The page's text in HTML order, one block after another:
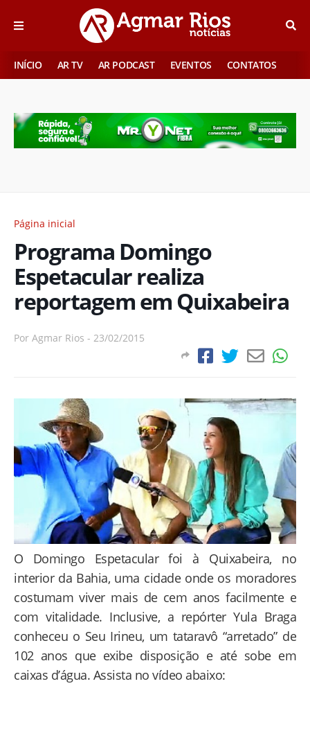
INÍCIO AR TV AR PODCAST EVENTOS CONTATOS
Página inicial
Programa Domingo
Espetacular realiza
reportagem em Quixabeira
Por Agmar Rios - 23/02/2015
O Domingo Espetacular foi à Quixabeira, no
interior da Bahia, uma cidade onde os moradores
costumam viver mais de cem anos facilmente e
com vitalidade. Inclusive, a repórter Yula Braga
conheceu o Seu Irineu, um tataravô “arretado” de
102 anos que exibe disposição e até sobe em
caixas d’água. Assista no vídeo abaixo: